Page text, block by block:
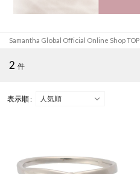
Samantha Global Official Online Shop TOP
2 件
表示順 :